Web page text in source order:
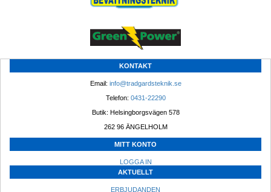
KONTAKT
Email: info@tradgardsteknik.se
Telefon: 0431-22290
Butik: Helsingborgsvägen 578
262 96 ÄNGELHOLM
MITT KONTO
LOGGA IN
AKTUELLT
ERBJUDANDEN